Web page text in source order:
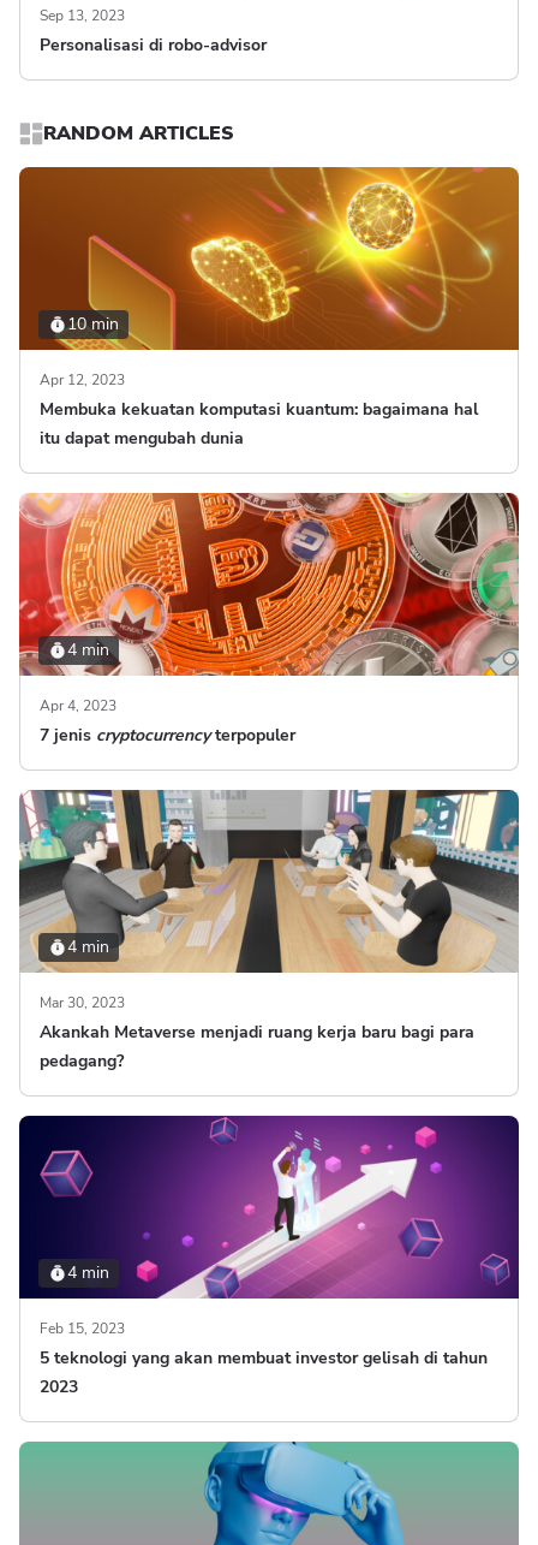
Sep 13, 2023
Personalisasi di robo-advisor
RANDOM ARTICLES
10 min
Apr 12, 2023
Membuka kekuatan komputasi kuantum: bagaimana hal
itu dapat mengubah dunia
4 min
Apr 4, 2023
7 jenis cryptocurrencyterpopuler
4 min
Mar 30, 2023
Akankah Metaverse menjadi ruang kerja baru bagi para
pedagang?
4 min
Feb 15, 2023
5 teknologi yang akan membuat investor gelisah di tahun
2023